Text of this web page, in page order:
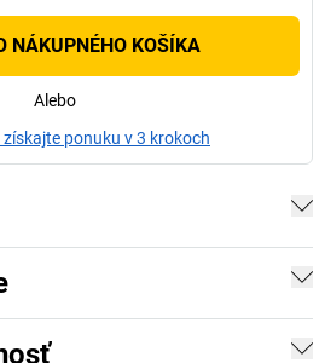
NÁKUPNÉHO KOŠÍKA
Alebo
ponuku v 3 krokoch